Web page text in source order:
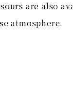
are also
atmosphere.